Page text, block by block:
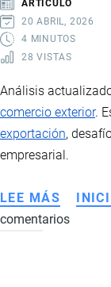
PARA
ARTÍCULO
20 ABRIL, 2026
4 MINUTOS
28 VISTAS
Análisis
comercio exterior.
exportación,
empresarial.
LEE MÁS SOBRE
PYMES
comentarios